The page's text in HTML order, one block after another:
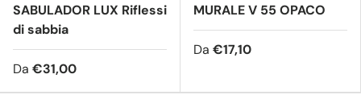
SABULADOR LUX Riflessi
di sabbia
Da €31,00
MURALE V 55 OPACO
Da €17,10